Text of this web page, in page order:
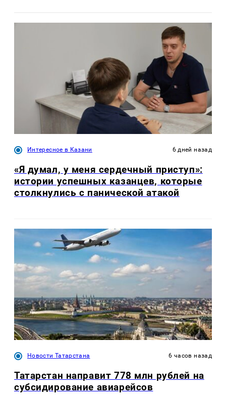
Интересное в Казани 6 дней назад
«Я думал, у меня сердечный приступ»:
истории успешных казанцев, которые
столкнулись с панической атакой
Новости Татарстана 6 часов назад
Татарстан направит 778 млн рублей на
субсидирование авиарейсов